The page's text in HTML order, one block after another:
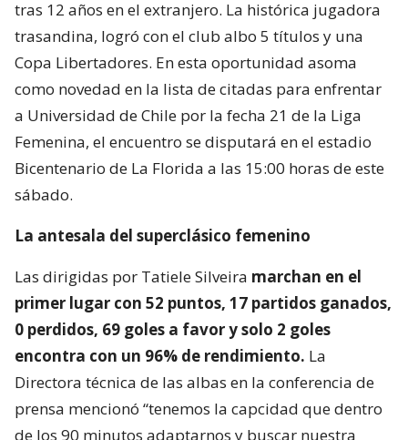
tras 12 años en el extranjero. La histórica jugadora
trasandina, logró con el club albo 5 títulos y una
Copa Libertadores. En esta oportunidad asoma
como novedad en la lista de citadas para enfrentar
a Universidad de Chile por la fecha 21 de la Liga
Femenina, el encuentro se disputará en el estadio
Bicentenario de La Florida a las 15:00 horas de este
sábado.
La antesala del superclásico femenino
Las dirigidas por Tatiele Silveira marchan en el
primer lugar con 52 puntos, 17 partidos ganados,
0 perdidos, 69 goles a favor y solo 2 goles
encontra con un 96% de rendimiento. La
Directora técnica de las albas en la conferencia de
prensa mencionó “tenemos la capcidad que dentro
de los 90 minutos adaptarnos y buscar nuestra